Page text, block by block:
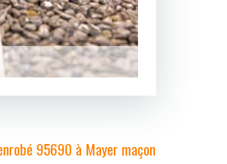
95690 à Mayer maçon